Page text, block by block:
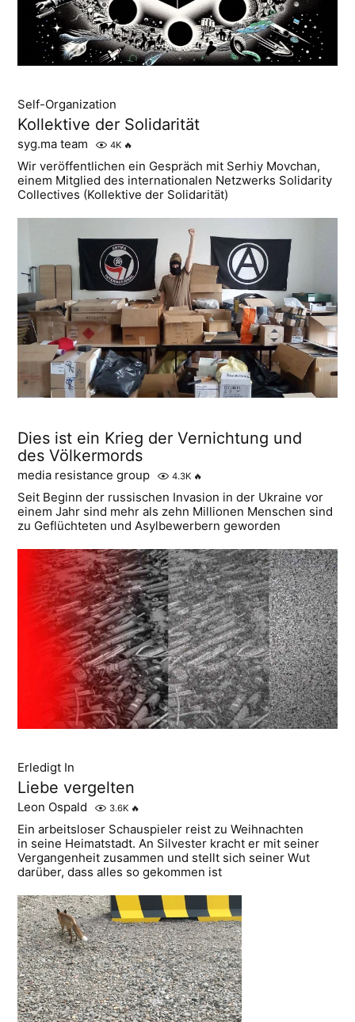
Self-Organization
Kollektive der Solidarität
syg.ma team 4K 🔥
Wir veröffentlichen ein Gespräch mit Serhiy Movchan,
einem Mitglied des internationalen Netzwerks Solidarity
Сollectives (Kollektive der Solidarität)
Dies ist ein Krieg der Vernichtung und
des Völkermords
media resistance group 4.3K 🔥
Seit Beginn der russischen Invasion in der Ukraine vor
einem Jahr sind mehr als zehn Millionen Menschen sind
zu Geflüchteten und Asylbewerbern geworden
Erledigt In
Liebe vergelten
Leon Ospald 3.6K 🔥
Ein arbeitsloser Schauspieler reist zu Weihnachten
in seine Heimatstadt. An Silvester kracht er mit seiner
Vergangenheit zusammen und stellt sich seiner Wut
darüber, dass alles so gekommen ist